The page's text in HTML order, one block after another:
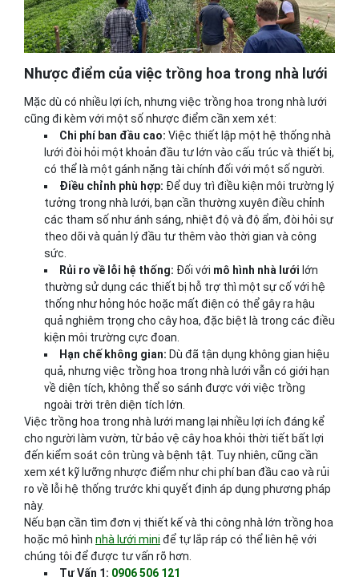
Nhược điểm của việc trồng hoa trong nhà lưới
Mặc dù có nhiều lợi ích, nhưng việc trồng hoa trong nhà lưới
cũng đi kèm với một số nhược điểm cần xem xét:
Chi phí ban đầu cao: Việc thiết lập một hệ thống nhà
lưới đòi hỏi một khoản đầu tư lớn vào cấu trúc và thiết bị,
có thể là một gánh nặng tài chính đối với một số người.
Điều chỉnh phù hợp: Để duy trì điều kiện môi trường lý
tưởng trong nhà lưới, bạn cần thường xuyên điều chỉnh
các tham số như ánh sáng, nhiệt độ và độ ẩm, đòi hỏi sự
theo dõi và quản lý đầu tư thêm vào thời gian và công
sức.
Rủi ro về lỗi hệ thống: Đối với mô hình nhà lưới lớn
thường sử dụng các thiết bị hỗ trợ thì một sự cố với hệ
thống như hỏng hóc hoặc mất điện có thể gây ra hậu
quả nghiêm trọng cho cây hoa, đặc biệt là trong các điều
kiện môi trường cực đoan.
Hạn chế không gian: Dù đã tận dụng không gian hiệu
quả, nhưng việc trồng hoa trong nhà lưới vẫn có giới hạn
về diện tích, không thể so sánh được với việc trồng
ngoài trời trên diện tích lớn.
Việc trồng hoa trong nhà lưới mang lại nhiều lợi ích đáng kể
cho người làm vườn, từ bảo vệ cây hoa khỏi thời tiết bất lợi
đến kiểm soát côn trùng và bệnh tật. Tuy nhiên, cũng cần
xem xét kỹ lưỡng nhược điểm như chi phí ban đầu cao và rủi
ro về lỗi hệ thống trước khi quyết định áp dụng phương pháp
này.
Nếu bạn cần tìm đơn vị thiết kế và thi công nhà lớn trồng hoa
hoặc mô hình nhà lưới mini để tự lắp ráp có thể liên hệ với
chúng tôi để được tư vấn rõ hơn.
Tư Vấn 1: 0906 506 121